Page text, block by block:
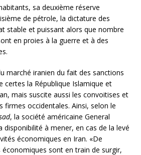
sa deuxième réserve
de pétrole, la dictature des
stable et puissant alors que nombre
en proies à la guerre et à des
marché iranien du fait des sanctions
certes la République Islamique et
mais suscite aussi les convoitises et
firmes occidentales. Ainsi, selon le
, la société américaine General
disponibilité à mener, en cas de la levé
économiques en Iran. «De
sont en train de surgir,